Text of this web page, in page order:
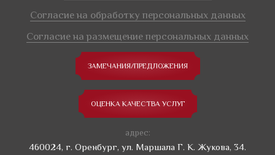
Согласие на обработку персональных данных
Согласие на размещение персональных данных
ЗАМЕЧАНИЯ/ПРЕДЛОЖЕНИЯ
ОЦЕНКА КАЧЕСТВА УСЛУГ
адрес:
460024, г. Оренбург, ул. Маршала Г. К. Жукова, 34.